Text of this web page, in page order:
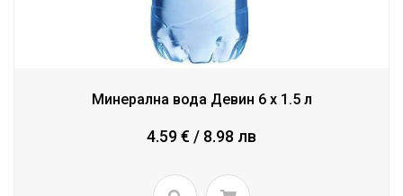
Минерална вода Девин 6 x 1.5 л
4.59 € / 8.98 лв